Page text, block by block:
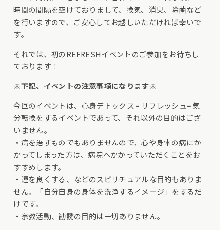
時間の間隔を空けておりまして、換気、消臭、除菌など
を行いますので、ご安心してお越しいただければ幸いで
す。
それでは、初のREFRESHイベントのご参加をお待ちし
ております！
※下記、イベントの注意事項になります※
今回のイベントは、心身デトックス = リフレッシュ= 気
分転換をするイベントであって、それ以外の目的はござ
いません。
・病を治すものでもありませんので、心や身体の病にか
かってしまった方は、病院へかかっていただくことをお
すすめします。
・運を良くする、などのスピリチュアルな目的もありま
せん。「自分自身の身体を洗浄するイメージ」をするだ
けです。
・宗教活動、勧誘の目的は一切ありません。